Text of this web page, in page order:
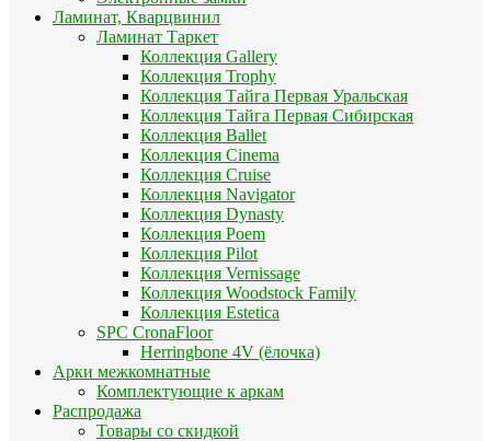
Ламинат, Кварцвинил
Ламинат Таркет
Коллекция Gallery
Коллекция Trophy
Коллекция Тайга Первая Уральская
Коллекция Тайга Первая Сибирская
Коллекция Ballet
Коллекция Cinema
Коллекция Cruise
Коллекция Navigator
Коллекция Dynasty
Коллекция Poem
Коллекция Pilot
Коллекция Vernissage
Коллекция Woodstock Family
Коллекция Estetica
SPC CronaFloor
Herringbone 4V (ёлочка)
Арки межкомнатные
Комплектующие к аркам
Распродажа
Товары со скидкой